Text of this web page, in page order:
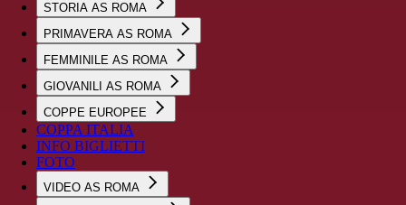
STORIA AS ROMA
PRIMAVERA AS ROMA
FEMMINILE AS ROMA
GIOVANILI AS ROMA
COPPE EUROPEE
COPPA ITALIA
INFO BIGLIETTI
FOTO
VIDEO AS ROMA